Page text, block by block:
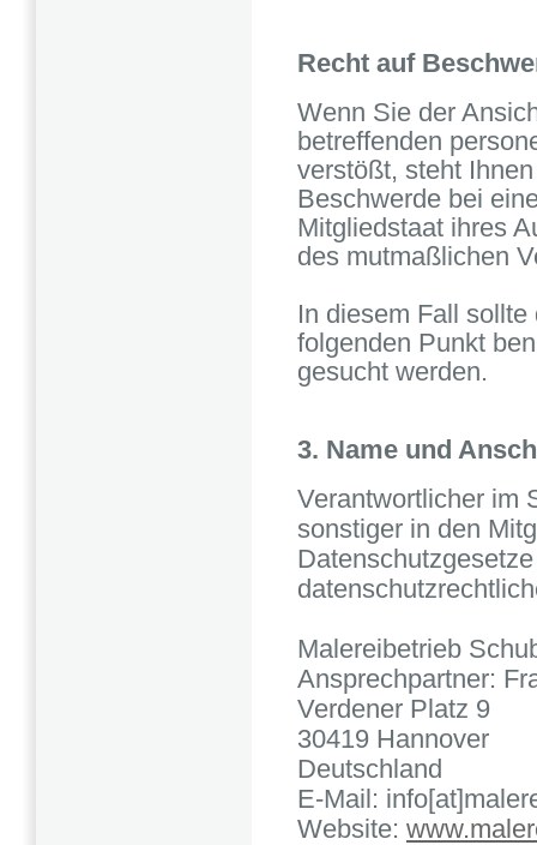
Recht auf
Wenn Sie der
betreffenden
verstößt, steht
Beschwerde bei
Mitgliedstaat ihres
des mutmaßlichen
In diesem Fall
folgenden Punkt
gesucht werden.
3. Name und
Verantwortlicher im
sonstiger in den
Malereibetrieb
Ansprechpartner:
Verdener Platz 9
30419 Hannover
Deutschland
E-Mail:
Website: